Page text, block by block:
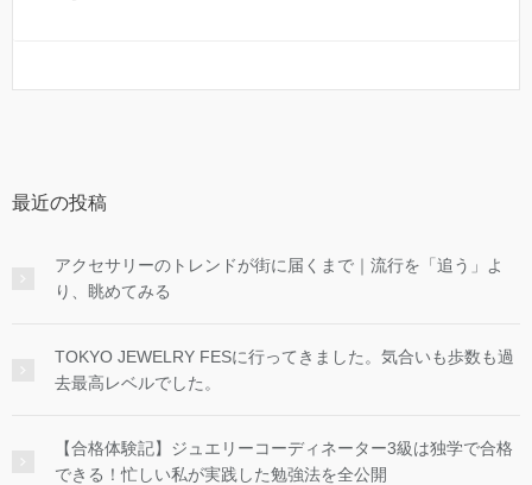
最近の投稿
アクセサリーのトレンドが街に届くまで｜流行を「追う」よ
り、眺めてみる
TOKYO JEWELRY FESに行ってきました。気合いも歩数も過
去最高レベルでした。
【合格体験記】ジュエリーコーディネーター3級は独学で合格
できる！忙しい私が実践した勉強法を全公開